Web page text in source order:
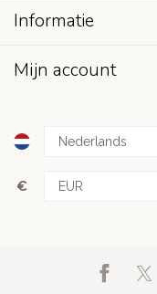
Informatie
Mijn account
€